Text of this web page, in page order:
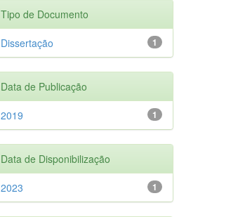
Tipo de Documento
1
Dissertação
Data de Publicação
1
2019
Data de Disponibilização
1
2023